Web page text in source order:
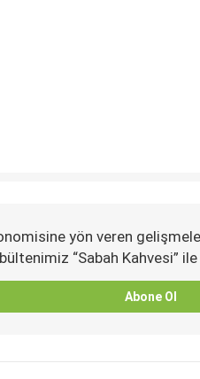
yön veren
“Sabah Kahvesi”
Abone Ol